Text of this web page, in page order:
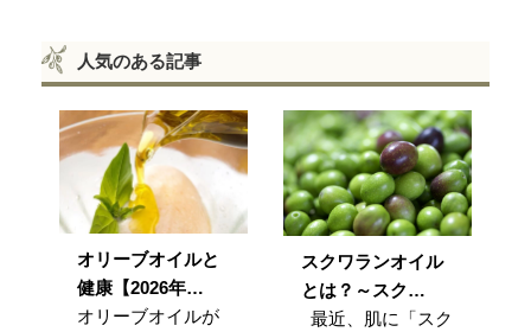
人気のある記事
オリーブオイルと
健康【2026年…
オリーブオイルが
スクワランオイル
とは？～スク…
最近、肌に「スク